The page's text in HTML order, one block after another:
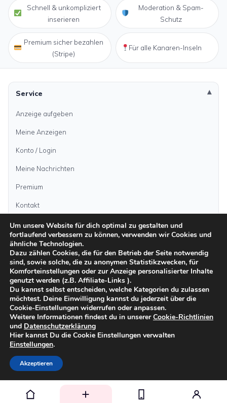
Schnell & unkompliziert
inserieren
Moderation & Spam-
Schutz
Premium sicher bezahlen
(Stripe)
Für alle Kanaren-Inseln
Service
Anzeige aufgeben
Meine Anzeigen
Konto / Login
Meine Nachrichten
Premium
Kontakt
Anzeige aufgeben
Kategorien
Inseln
ImpressumDatenschutzAGB Sicher inserierenModerationsrichtlinien
Um unsere Website für dich optimal zu gestalten und
fortlaufend verbessern zu können, verwenden wir Cookies und
ähnliche Technologien.
Dazu zählen Cookies, die für den Betrieb der Seite notwendig
sind, sowie solche, die zu anonymen Statistikzwecken, für
Komforteinstellungen oder zur Anzeige personalisierter Inhalte
genutzt werden (z.B. Affiliate-Links ).
Du kannst selbst entscheiden, welche Kategorien du zulassen
möchtest. Deine Einwilligung kannst du jederzeit über die
Cookie-Einstellungen widerrufen oder anpassen.
Weitere Informationen findest du in unsererCookie-Richtlinien
und Datenschutzerklärung
Hier kannst Du die Cookie Einstellungen verwalten
Einstellungen.
Akzeptieren